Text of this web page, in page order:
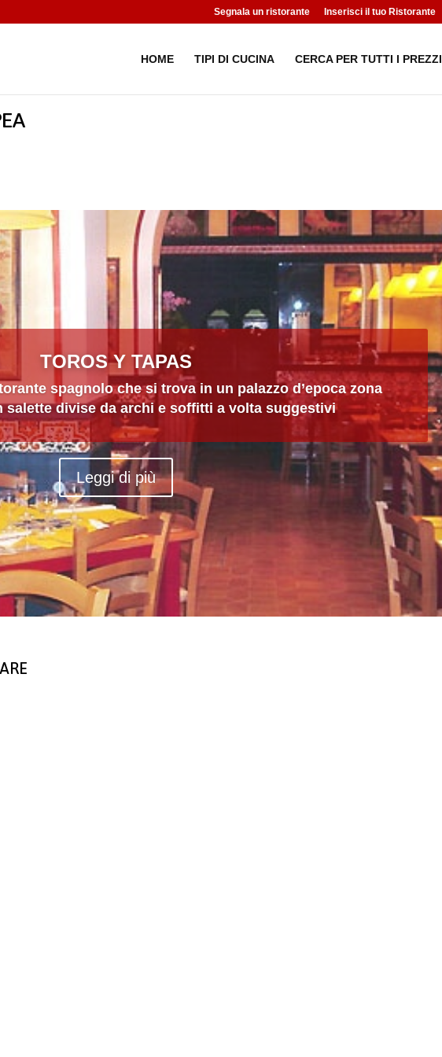
Segnala un ristorante Inserisci il tuo Ristorante
HOME TIPI DI CUCINA CERCA PER TUTTI I PREZZI
TOROS Y TAPAS
spagnolo che si trova in un palazzo d’epoca zona
salette divise da archi e soffitti a volta suggestivi
Leggi di più